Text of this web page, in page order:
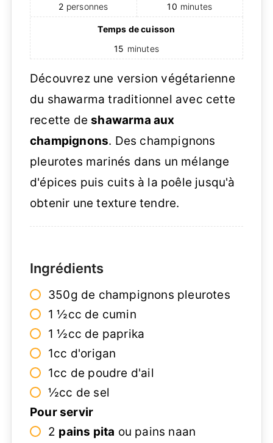
2 personnes
10 minutes
Temps de cuisson
15 minutes
Découvrez une version végétarienne
du shawarma traditionnel avec cette
recette deshawarma aux
champignons. Des champignons
pleurotes marinés dans un mélange
d'épices puis cuits à la poêle jusqu'à
obtenir une texture tendre.
Ingrédients
350g de champignons pleurotes
1 ½cc de cumin
1 ½cc de paprika
1cc d'origan
1cc de poudre d'ail
½cc de sel
Pour servir
2 pains pita ou pains naan